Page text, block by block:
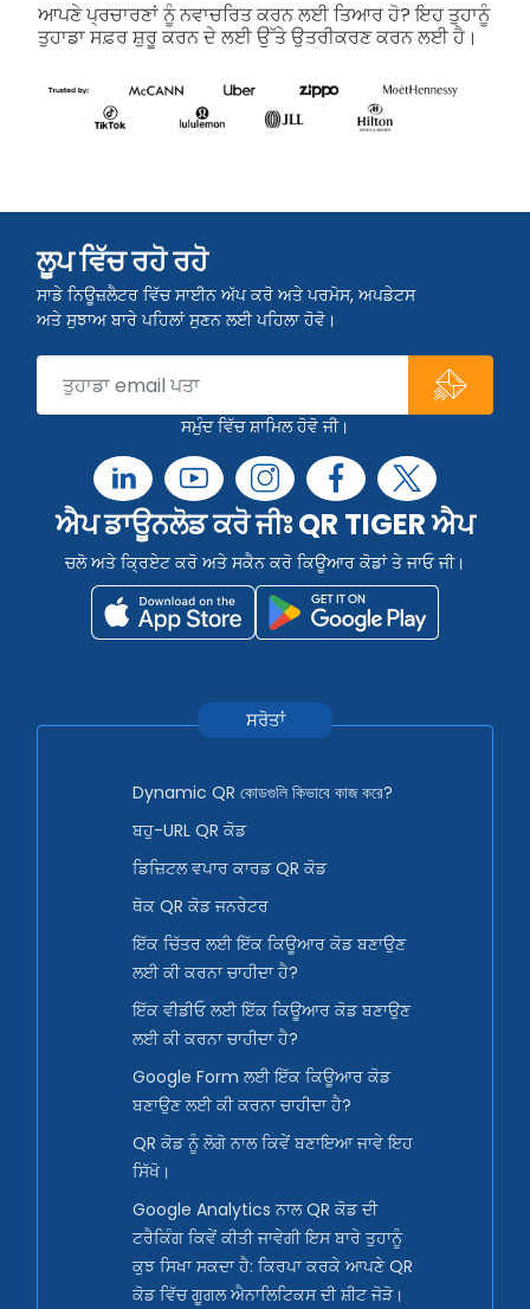
ਆਪਣੇ ਪ੍ਰਚਾਰਣਾਂ ਨੂੰ ਨਵਾਚਰਿਤ ਕਰਨ ਲਈ ਤਿਆਰ ਹੋ? ਇਹ ਤੁਹਾਨੂੰ
ਤੁਹਾਡਾ ਸਫ਼ਰ ਸ਼ੁਰੂ ਕਰਨ ਦੇ ਲਈ ਉੱਤੇ ਉਤਰੀਕਰਣ ਕਰਨ ਲਈ ਹੈ।
ਲੂਪ ਵਿੱਚ ਰਹੋ ਰਹੋ
ਸਾਡੇ ਨਿਊਜ਼ਲੈਟਰ ਵਿੱਚ ਸਾਈਨ ਅੱਪ ਕਰੋ ਅਤੇ ਪਰਮੋਸ, ਅਪਡੇਟਸ
ਅਤੇ ਸੁਝਾਅ ਬਾਰੇ ਪਹਿਲਾਂ ਸੁਣਨ ਲਈ ਪਹਿਲਾ ਹੋਵੋ।
ਸਮੁੰਦ ਵਿੱਚ ਸ਼ਾਮਿਲ ਹੋਵੋ ਜੀ।
ਐਪ ਡਾਊਨਲੋਡ ਕਰੋ ਜੀਃ QR TIGER ਐਪ
ਚਲੋ ਅਤੇ ਕ੍ਰਿਏਟ ਕਰੋ ਅਤੇ ਸਕੈਨ ਕਰੋ ਕਿਊਆਰ ਕੋਡਾਂ ਤੇ ਜਾਓ ਜੀ।
ਸਰੋਤਾਂ
Dynamic QR কোডগুলি কিভাবে কাজ করে?
ਬਹੁ-URL QR ਕੋਡ
ਡਿਜ਼ਿਟਲ ਵਪਾਰ ਕਾਰਡ QR ਕੋਡ
ਥੋਕ QR ਕੋਡ ਜਨਰੇਟਰ
ਇੱਕ ਚਿੱਤਰ ਲਈ ਇੱਕ ਕਿਊਆਰ ਕੋਡ ਬਣਾਉਣ
ਲਈ ਕੀ ਕਰਨਾ ਚਾਹੀਦਾ ਹੈ?
ਇੱਕ ਵੀਡੀਓ ਲਈ ਇੱਕ ਕਿਊਆਰ ਕੋਡ ਬਣਾਉਣ
ਲਈ ਕੀ ਕਰਨਾ ਚਾਹੀਦਾ ਹੈ?
Google Form ਲਈ ਇੱਕ ਕਿਊਆਰ ਕੋਡ
ਬਣਾਉਣ ਲਈ ਕੀ ਕਰਨਾ ਚਾਹੀਦਾ ਹੈ?
QR ਕੋਡ ਨੂੰ ਲੋਗੋ ਨਾਲ ਕਿਵੇਂ ਬਣਾਇਆ ਜਾਵੇ ਇਹ
ਸਿੱਖੋ।
Google Analytics ਨਾਲ QR ਕੋਡ ਦੀ
ਟਰੈਕਿੰਗ ਕਿਵੇਂ ਕੀਤੀ ਜਾਵੇਗੀ ਇਸ ਬਾਰੇ ਤੁਹਾਨੂੰ
ਕੁਝ ਸਿਖਾ ਸਕਦਾ ਹੈ: ਕਿਰਪਾ ਕਰਕੇ ਆਪਣੇ QR
ਕੋਡ ਵਿੱਚ ਗੂਗਲ ਐਨਾਲਿਟਿਕਸ ਦੀ ਸ਼ੀਟ ਜੋੜੋ।